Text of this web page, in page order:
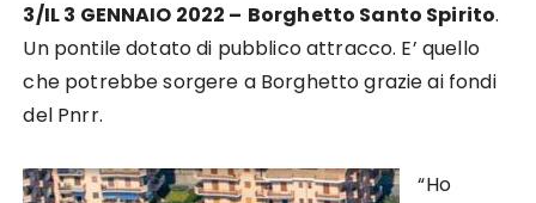
3/IL 3 GENNAIO 2022 – Borghetto Santo Spirito.
Un pontile dotato di pubblico attracco. E’ quello
che potrebbe sorgere a Borghetto grazie ai fondi
del Pnrr.
“Ho